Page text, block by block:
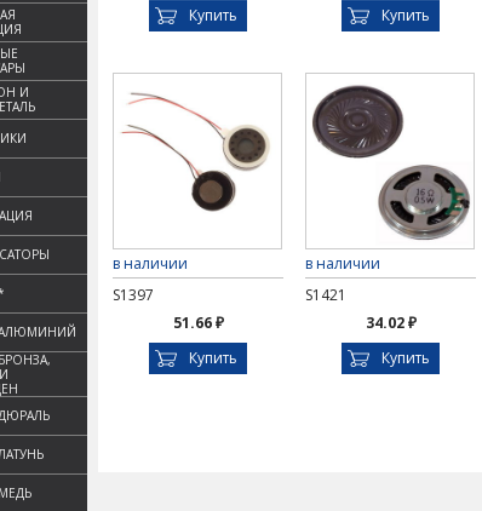
И
АЛЮМИНИЙ
Купить
Купить
в наличии
S1397
51.66 ₽
Купить
в наличии
S1421
34.02 ₽
Купить